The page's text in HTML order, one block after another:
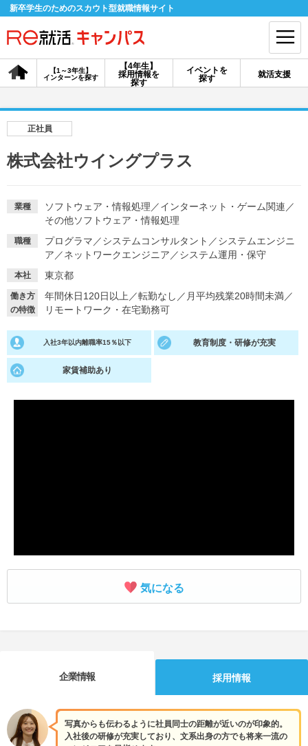
新卒学生のためのスカウト型就職情報サイト
【4年生】
採用情報を
探す
【1～3年生】
インターンを探す
イベントを
探す
就活支援
会員登録 ログイン
採用情報を探す
説明会を探す
インターンを探す
イベントを探す スカウト お知らせ
就活ノウハウ・サポート
就活支援 就活コラム
適職診断
正社員
株式会社ウイングプラス
業種 ソフトウェア・情報処理 ／インターネット・ゲーム関連 ／
その他ソフトウェア・情報処理
職種 プログラマ ／システムコンサルタント ／システムエンジニ
ア ／ネットワークエンジニア ／システム運用・保守
本社 東京都
働き方
の特徴
年間休日120日以上 ／転勤なし ／ 月平均残業20時間未満／
リモートワーク・在宅勤務可
入社3年以内離職率15％以下 教育制度・研修が充実
家賃補助あり
気になる
企業情報 採用情報
写真からも伝わるように社員同士の距離が近いのが印象的。
入社後の研修が充実しており、文系出身の方でも将来一流の